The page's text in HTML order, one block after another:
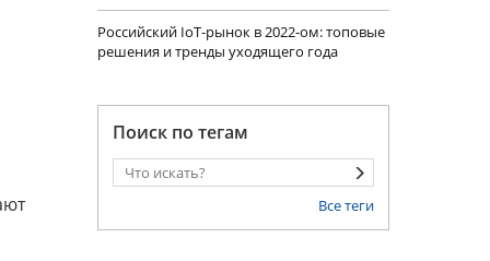
Российский IoT-рынок в 2022-ом: топовые
решения и тренды уходящего года
Поиск по тегам
Все теги